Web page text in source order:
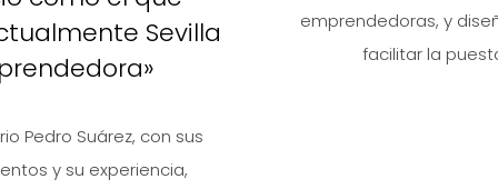
Sevilla
Pedro Suárez, con sus
y su experiencia,
emprendedoras, y
facilitar la